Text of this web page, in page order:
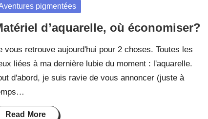
pigmentées
d’aquarelle, où économiser?
vous retrouve aujourd'hui pour 2 choses. Toutes les
liées à ma dernière lubie du moment : l'aquarelle.
d'abord, je suis ravie de vous annoncer (juste à
Read More